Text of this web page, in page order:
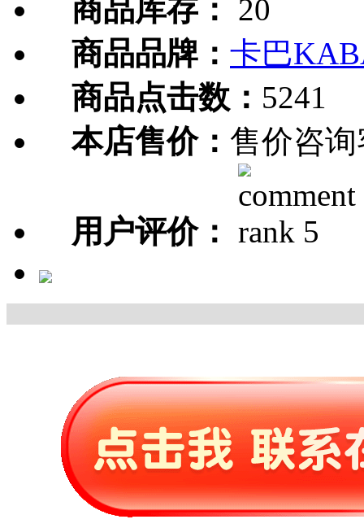
商品库存：
20
商品品牌： 卡巴
商品点击数： 5241
本店售价： 售价咨
用户评价：